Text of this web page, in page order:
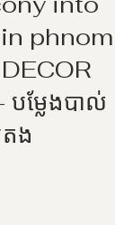
phnom
ម្លែងបាល់
ង